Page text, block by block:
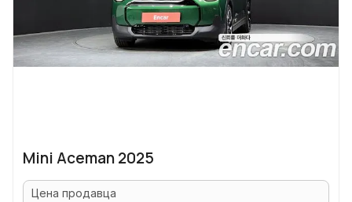
Mini Aceman 2025
Цена продавца